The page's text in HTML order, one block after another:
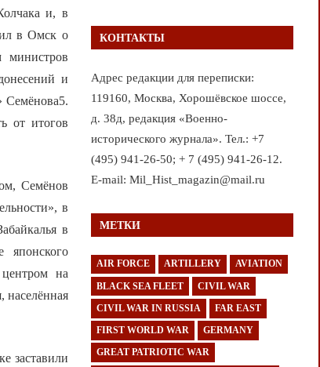
и, в
в Омск о
министров
и
Семёнова5.
от итогов
Семёнов
в
в
японского
на
населённая
заставили
КОНТАКТЫ
Адрес редакции для переписки:
119160, Москва, Хорошёвское шоссе,
д. 38д, редакция «Военно-
исторического журнала». Тел.: +7
(495) 941-26-50; + 7 (495) 941-26-12.
E-mail: Mil_Hist_magazin@mail.ru
МЕТКИ
AIR FORCE ARTILLERY AVIATION
BLACK SEA FLEET CIVIL WAR
CIVIL WAR IN RUSSIA FAR EAST
FIRST WORLD WAR GERMANY
GREAT PATRIOTIC WAR